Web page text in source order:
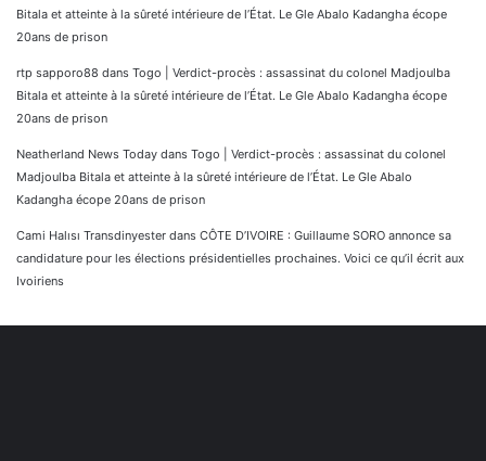
Bitala et atteinte à la sûreté intérieure de l’État. Le Gle Abalo Kadangha écope
20ans de prison
rtp sapporo88 dans Togo | Verdict-procès : assassinat du colonel Madjoulba
Bitala et atteinte à la sûreté intérieure de l’État. Le Gle Abalo Kadangha écope
20ans de prison
Neatherland News Today dans Togo | Verdict-procès : assassinat du colonel
Madjoulba Bitala et atteinte à la sûreté intérieure de l’État. Le Gle Abalo
Kadangha écope 20ans de prison
Cami Halısı Transdinyester dans CÔTE D’IVOIRE : Guillaume SORO annonce sa
candidature pour les élections présidentielles prochaines. Voici ce qu’il écrit aux
Ivoiriens